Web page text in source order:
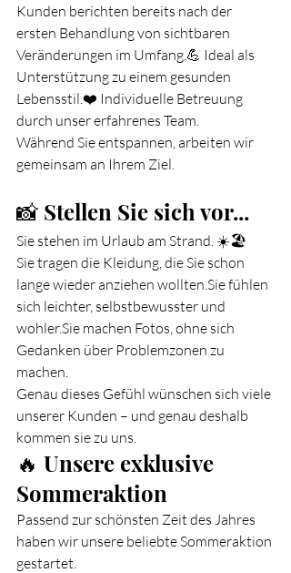
Kunden berichten bereits nach der
ersten Behandlung von sichtbaren
Veränderungen im Umfang.💪 Ideal als
Unterstützung zu einem gesunden
Lebensstil.❤️ Individuelle Betreuung
durch unser erfahrenes Team.
Während Sie entspannen, arbeiten wir
gemeinsam an Ihrem Ziel.
📸 Stellen Sie sich vor...
Sie stehen im Urlaub am Strand. ☀️🏖️
Sie tragen die Kleidung, die Sie schon
lange wieder anziehen wollten.Sie fühlen
sich leichter, selbstbewusster und
wohler.Sie machen Fotos, ohne sich
Gedanken über Problemzonen zu
machen.
Genau dieses Gefühl wünschen sich viele
unserer Kunden – und genau deshalb
kommen sie zu uns.
🔥 Unsere exklusive
Sommeraktion
Passend zur schönsten Zeit des Jahres
haben wir unsere beliebte Sommeraktion
gestartet.